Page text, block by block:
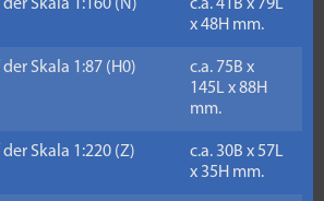
Skala 1:160 (N)
c.a. 41B x 79L
x 48H mm.
Skala 1:87 (H0)
c.a. 75B x
145L x 88H
mm.
Skala 1:220 (Z)
c.a. 30B x 57L
x 35H mm.